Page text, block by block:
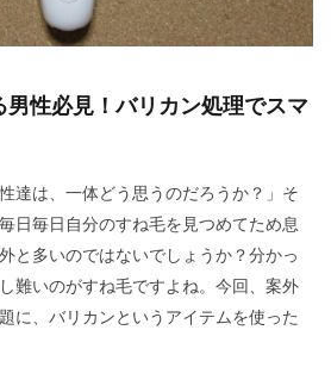
性必見！バリカン処理でスマ
達は、一体どう思うのだろうか？」そ
日毎日自分のすね毛を見つめてため息
と多いのではないでしょうか？分かっ
難いのがすね毛ですよね。今回、案外
に、バリカンというアイテムを使った